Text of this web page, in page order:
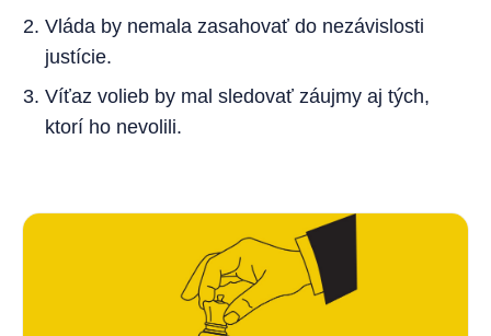
Vláda by nemala zasahovať do nezávislosti
justície.
Víťaz volieb by mal sledovať záujmy aj tých,
ktorí ho nevolili.